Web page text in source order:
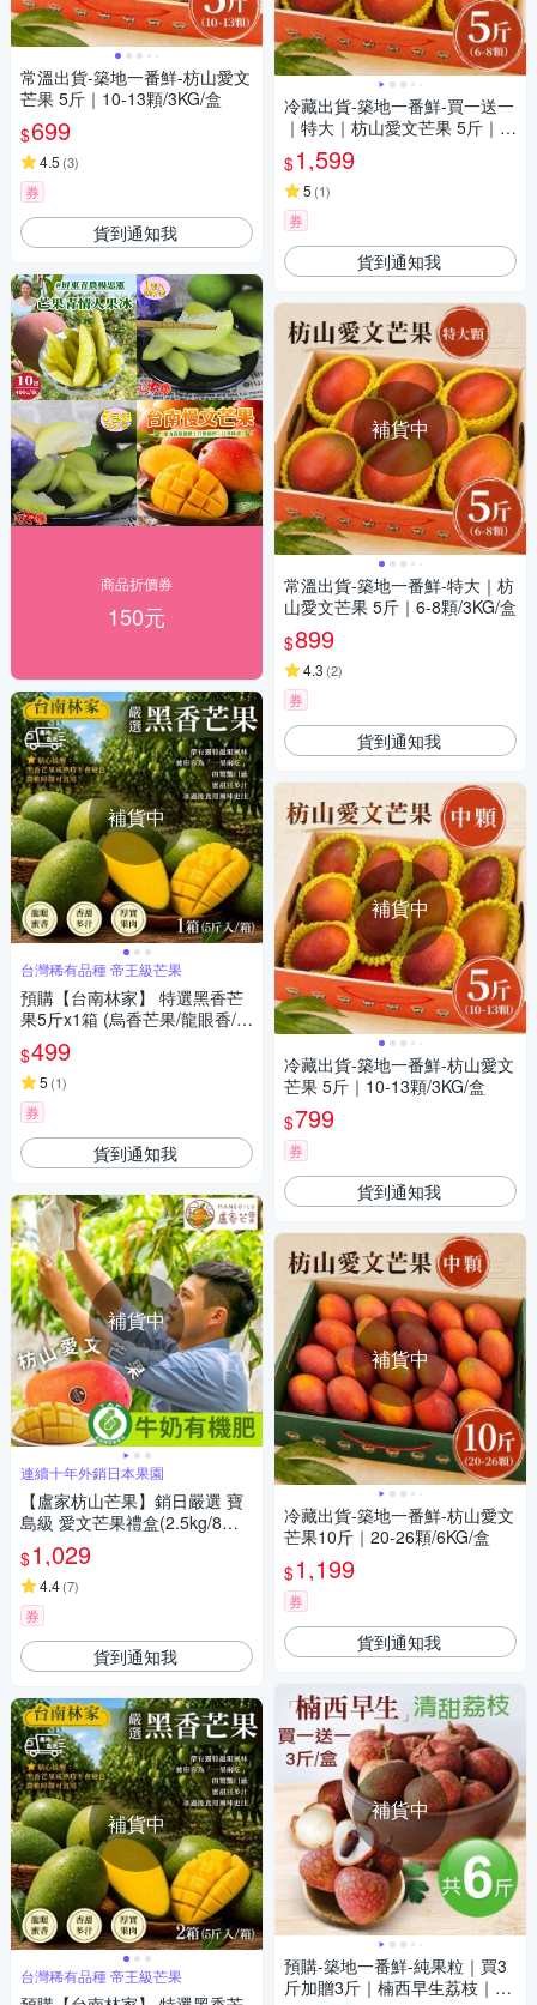
常溫出貨-築地一番鮮-枋山愛文
芒果 5斤｜10-13顆/3KG/盒
$699
4.5 (3)
券
貨到通知我
商品折價券
150元
補貨中
台灣稀有品種 帝王級芒果
預購【台南林家】 特選黑香芒
果5斤x1箱 (烏香芒果/龍眼香/夏
季限定)
$499
5 (1)
券
貨到通知我
補貨中
連續十年外銷日本果園
【盧家枋山芒果】銷日嚴選 寶
島級 愛文芒果禮盒(2.5kg/8顆/
送禮/產銷履歷認證/郵局快捷常
溫配送)
$1,029
4.4(7)
券
貨到通知我
補貨中
台灣稀有品種 帝王級芒果
冷藏出貨-築地一番鮮-買一送一
｜特大｜枋山愛文芒果 5斤｜6-
8顆盒
$1,599
5 (1)
券
貨到通知我
補貨中
常溫出貨-築地一番鮮-特大｜枋
山愛文芒果 5斤｜6-8顆/3KG/盒
$899
4.3 (2)
券
貨到通知我
補貨中
冷藏出貨-築地一番鮮-枋山愛文
芒果 5斤｜10-13顆/3KG/盒
$799
券
貨到通知我
補貨中
冷藏出貨-築地一番鮮-枋山愛文
芒果10斤｜20-26顆/6KG/盒
$1,199
券
貨到通知我
補貨中
預購-築地一番鮮-純果粒｜買3
斤加贈3斤｜楠西早生荔枝｜3